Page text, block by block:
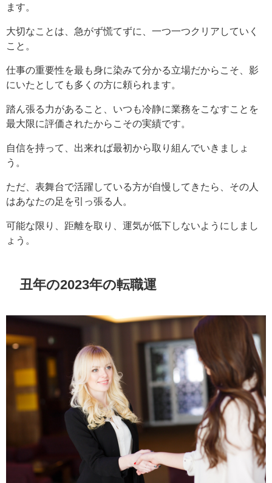
ます。
大切なことは、急がず慌てずに、一つ一つクリアしていく
こと。
仕事の重要性を最も身に染みて分かる立場だからこそ、影
にいたとしても多くの方に頼られます。
踏ん張る力があること、いつも冷静に業務をこなすことを
最大限に評価されたからこその実績です。
自信を持って、出来れば最初から取り組んでいきましょ
う。
ただ、表舞台で活躍している方が自慢してきたら、その人
はあなたの足を引っ張る人。
可能な限り、距離を取り、運気が低下しないようにしまし
ょう。
丑年の2023年の転職運